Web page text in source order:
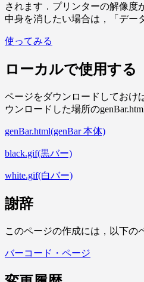
されます．プリンターの解像度
中身を消したい場合は，「デー
使ってみる
ローカルで使用する
ページをダウンロードしておけ
ウンロードした場所の
genBar.html(genBar 本体)
black.gif(黒バー)
white.gif(白バー)
謝辞
このページの作成には，以下の
バーコード・ページ